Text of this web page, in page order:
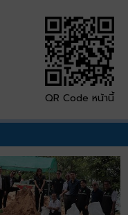
QR Code หน้านี้